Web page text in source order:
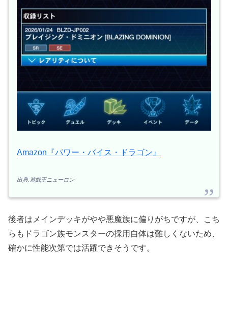
Amazon『パワー・バイス・ドラゴン』
出典:遊戯王ニューロン
後者はメインデッキがやや悪魔族に偏りがちですが、こち
らもドラゴン族モンスターの採用自体は難しくないため、
確かに性能次第では活躍できそうです。